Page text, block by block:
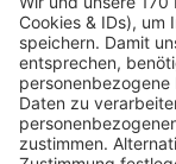
DVDs
V
beim